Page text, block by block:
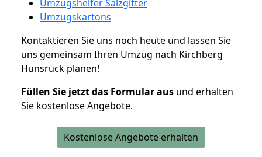
Umzugshelfer Salzgitter
Umzugskartons
Kontaktieren Sie uns noch heute und lassen Sie
uns gemeinsam Ihren Umzug nach Kirchberg
Hunsrück planen!
Füllen Sie jetzt das Formular aus und erhalten
Sie kostenlose Angebote.
Kostenlose Angebote erhalten